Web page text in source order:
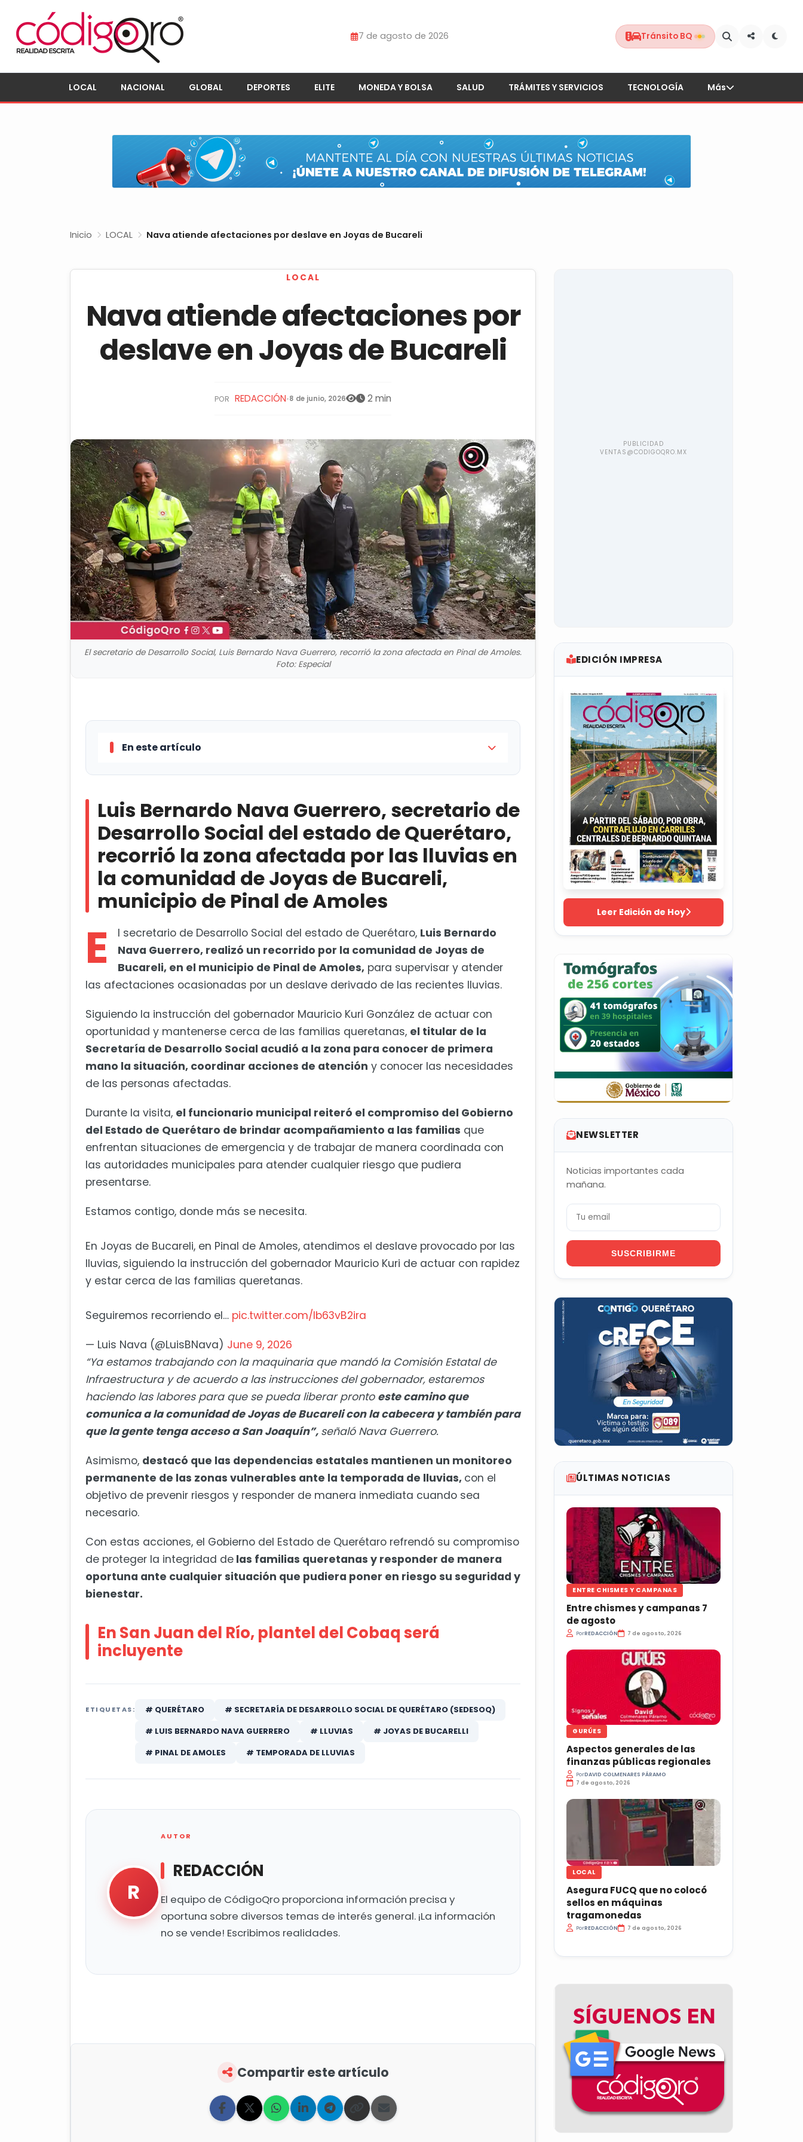
7 de agosto de 2026 Tránsito BQ
LOCAL NACIONAL GLOBAL DEPORTES ELITE MONEDA Y BOLSA SALUD TRÁMITES Y SERVICIOS TECNOLOGÍA Más
Inicio LOCAL Nava atiende afectaciones por deslave en Joyas de Bucareli
LOCAL
Nava atiende afectaciones por
deslave en Joyas de Bucareli
POR REDACCIÓN•8 de junio, 2026 2 min
El secretario de Desarrollo Social, Luis Bernardo Nava Guerrero, recorrió la zona afectada en Pinal de Amoles.
Foto: Especial
En este artículo
Bucareli, municipio de Pinal de Amoles
En San Juan del Río, plantel del Cobaq será incluyente
Luis Bernardo Nava Guerrero, secretario de
Desarrollo Social del estado de Querétaro,
recorrió la zona afectada por las lluvias en
la comunidad de Joyas de Bucareli,
municipio de Pinal de Amoles
E l secretario de Desarrollo Social del estado de Querétaro, Luis Bernardo
Nava Guerrero, realizó un recorrido por la comunidad de Joyas de
Bucareli, en el municipio de Pinal de Amoles, para supervisar y atender
las afectaciones ocasionadas por un deslave derivado de las recientes lluvias.
Siguiendo la instrucción del gobernador Mauricio Kuri González de actuar con
oportunidad y mantenerse cerca de las familias queretanas, el titular de la
Secretaría de Desarrollo Social acudió a la zona para conocer de primera
mano la situación, coordinar acciones de atención y conocer las necesidades
de las personas afectadas.
Durante la visita, el funcionario municipal reiteró el compromiso del Gobierno
del Estado de Querétaro de brindar acompañamiento a las familias que
enfrentan situaciones de emergencia y de trabajar de manera coordinada con
las autoridades municipales para atender cualquier riesgo que pudiera
presentarse.
Estamos contigo, donde más se necesita.
En Joyas de Bucareli, en Pinal de Amoles, atendimos el deslave provocado por las
lluvias, siguiendo la instrucción del gobernador Mauricio Kuri de actuar con rapidez
y estar cerca de las familias queretanas.
Seguiremos recorriendo el… pic.twitter.com/Ib63vB2ira
— Luis Nava (@LuisBNava) June 9, 2026
“Ya estamos trabajando con la maquinaria que mandó la Comisión Estatal de
Infraestructura y de acuerdo a las instrucciones del gobernador, estaremos
haciendo las labores para que se pueda liberar pronto este camino que
comunica a la comunidad de Joyas de Bucareli con la cabecera y también para
que la gente tenga acceso a San Joaquín”, señaló Nava Guerrero.
Asimismo, destacó que las dependencias estatales mantienen un monitoreo
permanente de las zonas vulnerables ante la temporada de lluvias, con el
objetivo de prevenir riesgos y responder de manera inmediata cuando sea
necesario.
Con estas acciones, el Gobierno del Estado de Querétaro refrendó su compromiso
de proteger la integridad de las familias queretanas y responder de manera
oportuna ante cualquier situación que pudiera poner en riesgo su seguridad y
bienestar.
En San Juan del Río, plantel del Cobaq será
incluyente
ETIQUETAS: # QUERÉTARO
# SECRETARÍA DE DESARROLLO SOCIAL DE QUERÉTARO (SEDESOQ)
# LUIS BERNARDO NAVA GUERRERO
# LLUVIAS
# JOYAS DE BUCARELLI
# PINAL DE AMOLES
# TEMPORADA DE LLUVIAS
R
AUTOR
REDACCIÓN
El equipo de CódigoQro proporciona información precisa y
oportuna sobre diversos temas de interés general. ¡La información
no se vende! Escribimos realidades.
Compartir este artículo
EDICIÓN IMPRESA
Leer Edición de Hoy
NEWSLETTER
Noticias importantes cada
mañana.
SUSCRIBIRME
ÚLTIMAS NOTICIAS
ENTRE CHISMES Y CAMPANAS
Entre chismes y campanas 7
de agosto
PorREDACCIÓN 7 de agosto, 2026
GURÚES
Aspectos generales de las
finanzas públicas regionales
PorDAVID COLMENARES PÁRAMO
7 de agosto, 2026
LOCAL
Asegura FUCQ que no colocó
sellos en máquinas
tragamonedas
PorREDACCIÓN 7 de agosto, 2026